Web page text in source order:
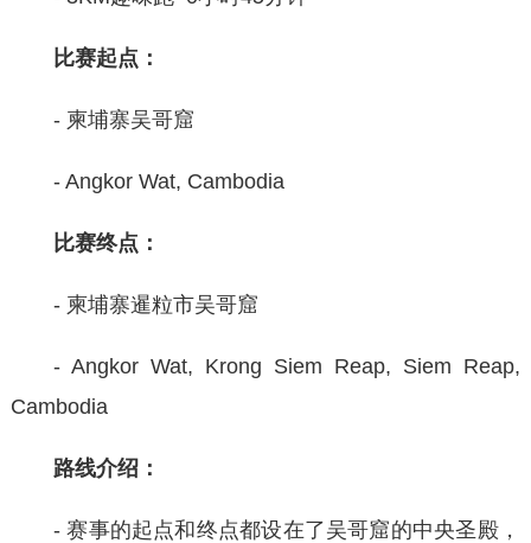
比赛起点：
- 柬埔寨吴哥窟
- Angkor Wat, Cambodia
比赛终点：
- 柬埔寨暹粒市吴哥窟
- Angkor Wat, Krong Siem Reap, Siem Reap,
Cambodia
路线介绍：
- ‌赛事的起点和终点都设在了吴哥窟的中央圣殿，‌